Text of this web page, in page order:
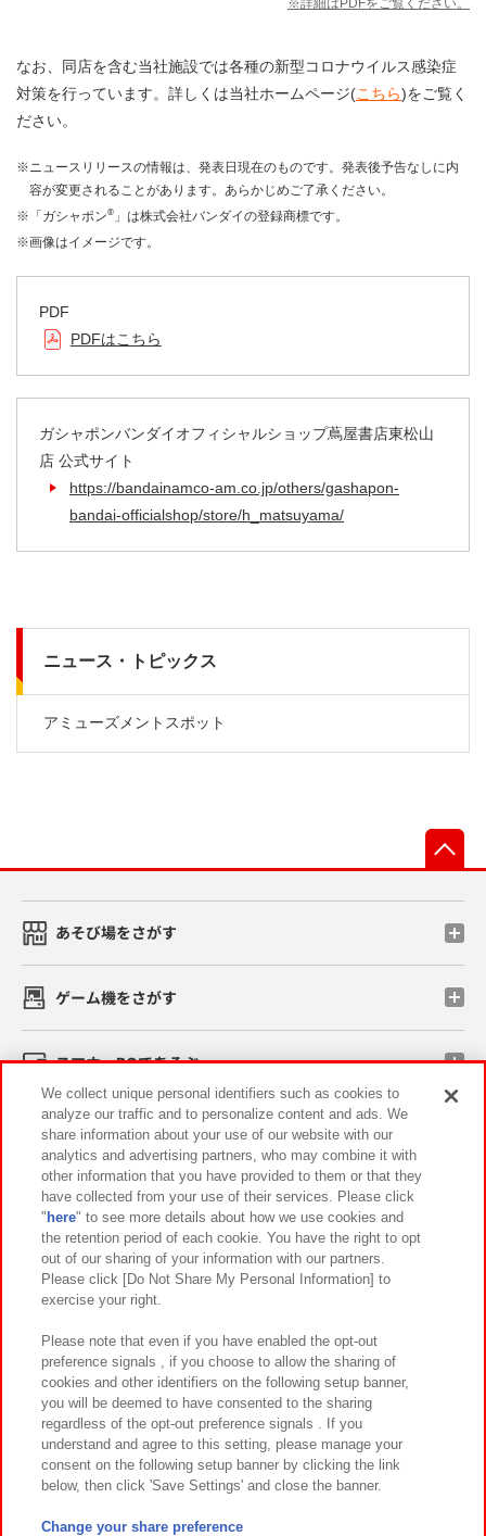
なお、同店を含む当社施設では各種の新型コロナウイルス感染症
対策を行っています。詳しくは当社ホームページ(こちら)をご覧く
ださい。
※ニュースリリースの情報は、発表日現在のものです。発表後予告なしに内
容が変更されることがあります。あらかじめご了承ください。
※「ガシャポン® 」は株式会社バンダイの登録商標です。
※画像はイメージです。
PDF
PDFはこちら
ガシャポンバンダイオフィシャルショップ蔦屋書店東松山
店 公式サイト
https://bandainamco-am.co.jp/others/gashapon-
bandai-officialshop/store/h_matsuyama/
ニュース・トピックス
アミューズメントスポット
あそび場をさがす
ゲーム機をさがす
スマホ・PCであそぶ
イベント・キャンペーン
関連会社 サステナビリティ サイトポリシー
プライバシーポリシー ウェブアクセシビリティ方針と検証結果
お取引先さまとともに
カスタマーハラスメント対応方針 よくあるご質問・お問い合わせ
©Bandai Namco Amusement Inc.
©Bandai Namco Amusement Lab Inc.
We collect unique personal identifiers such as cookies to
analyze our traffic and to personalize content and ads. We
share information about your use of our website with our
analytics and advertising partners, who may combine it with
other information that you have provided to them or that they
have collected from your use of their services. Please click
" here" to see more details about how we use cookies and
the retention period of each cookie. You have the right to opt
out of our sharing of your information with our partners.
Please click [Do Not Share My Personal Information] to
exercise your right.
Please note that even if you have enabled the opt-out
preference signals , if you choose to allow the sharing of
cookies and other identifiers on the following setup banner,
you will be deemed to have consented to the sharing
regardless of the opt-out preference signals . If you
understand and agree to this setting, please manage your
consent on the following setup banner by clicking the link
below, then click 'Save Settings' and close the banner.
Change your share preference